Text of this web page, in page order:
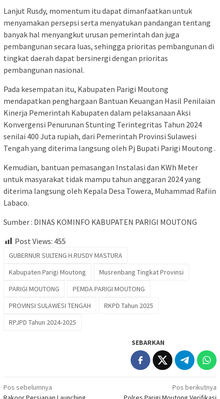
Lanjut Rusdy, momentum itu dapat dimanfaatkan untuk
menyamakan persepsi serta menyatukan pandangan tentang
banyak hal menyangkut urusan pemerintah dan juga
pembangunan secara luas, sehingga prioritas pembangunan di
tingkat daerah dapat bersinergi dengan prioritas
pembangunan nasional.
Pada kesempatan itu, Kabupaten Parigi Moutong
mendapatkan penghargaan Bantuan Keuangan Hasil Penilaian
Kinerja Pemerintah Kabupaten dalam pelaksanaan Aksi
Konvergensi Penurunan Stunting Terintegritas Tahun 2024
senilai 400 Juta rupiah, dari Pemerintah Provinsi Sulawesi
Tengah yang diterima langsung oleh Pj Bupati Parigi Moutong .
Kemudian, bantuan pemasangan Instalasi dan KWh Meter
untuk masyarakat tidak mampu tahun anggaran 2024 yang
diterima langsung oleh Kepala Desa Towera, Muhammad Rafiin
Labaco.
Sumber : DINAS KOMINFO KABUPATEN PARIGI MOUTONG
Post Views: 455
GUBERNUR SULTENG H.RUSDY MASTURA
Kabupaten Parigi Moutong
Musrenbang Tingkat Provinsi
PARIGI MOUTONG
PEMDA PARIGI MOUTONG
PROVINSI SULAWESI TENGAH
RKPD Tahun 2025
RPJPD Tahun 2024-2025
SEBARKAN
Navigasi
Pos sebelumnya
Pos berikutnya